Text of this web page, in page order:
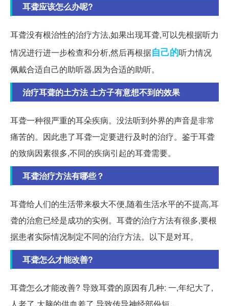
耳聋应该怎么办呢?
耳聋没有根治性的治疗方法,如果出现耳聋,可以先根据听力
情况进行进一步检查和分析,然后再根据自己的听力情况
佩戴合适自己的助听器,因为合适的助听。
治疗耳聋的土方法 土方子有意想不到的效果
耳聋一种很严重的耳朵疾病。没法听到外界的声音是非常
痛苦的。因此患了耳聋一定要进行及时的治疗。鉴于耳聋
的致病因素很多,不同的疾病引起的耳聋需要。
耳聋治疗方法有哪些？
耳聋给人们的生活带来极大不便,随着生活水平的不提高,耳
聋的治愈已经是成功的实例。耳聋的治疗方法有很多,要根
据患者实际情况制定不同的治疗方法。以下是对耳。
耳聋怎么才能改善?
耳聋怎么才能改善? 导致耳聋的原因有几种: 一,年纪大了,